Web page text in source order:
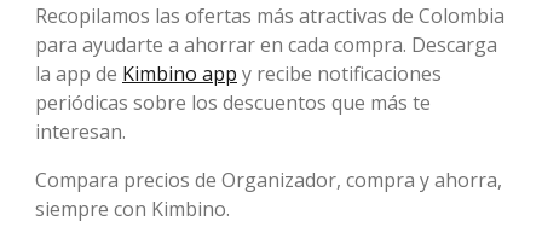
Recopilamos las ofertas más atractivas de Colombia
para ayudarte a ahorrar en cada compra. Descarga
la app de Kimbino app y recibe notificaciones
periódicas sobre los descuentos que más te
interesan.
Compara precios de Organizador, compra y ahorra,
siempre con Kimbino.